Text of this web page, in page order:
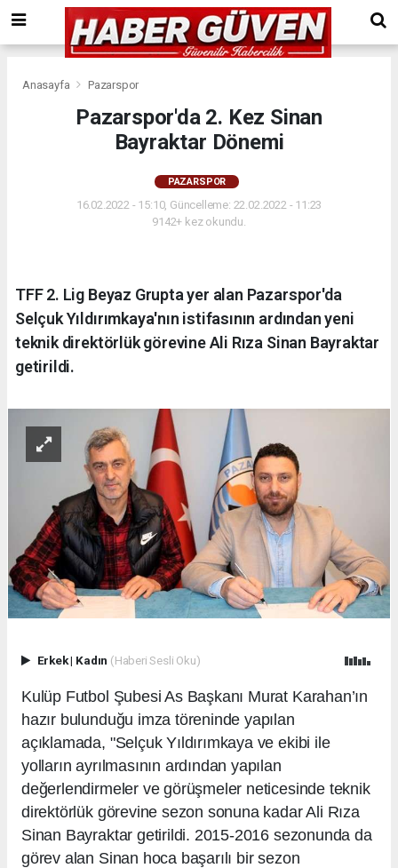
Anasayfa Pazarspor
Pazarspor'da 2. Kez Sinan
Bayraktar Dönemi
PAZARSPOR
16.02.2022 - 15:10, Güncelleme: 22.02.2022 - 11:23
9142+ kez okundu.
TFF 2. Lig Beyaz Grupta yer alan Pazarspor'da
Selçuk Yıldırımkaya'nın istifasının ardından yeni
teknik direktörlük görevine Ali Rıza Sinan Bayraktar
getirildi.
Erkek| Kadın (Haberi Sesli Oku)
Kulüp Futbol Şubesi As Başkanı Murat Karahan’ın
hazır bulunduğu imza töreninde yapılan
açıklamada, "Selçuk Yıldırımkaya ve ekibi ile
yolların ayrılmasının ardından yapılan
değerlendirmeler ve görüşmeler neticesinde teknik
direktörlük görevine sezon sonuna kadar Ali Rıza
Sinan Bayraktar getirildi. 2015-2016 sezonunda da
görev alan Sinan hoca başarılı bir sezon